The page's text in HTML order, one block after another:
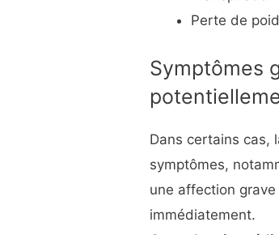
Perte de
Symptômes
Dans certains cas,
symptômes,
une affection
immédiatement.